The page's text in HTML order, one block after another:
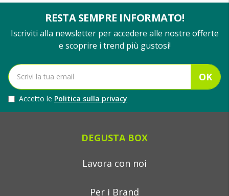
RESTA SEMPRE INFORMATO!
Iscriviti alla newsletter per accedere alle nostre offerte
e scoprire i trend più gustosi!
OK
Accetto le Politica sulla privacy
DEGUSTA BOX
Lavora con noi
Per i Brand